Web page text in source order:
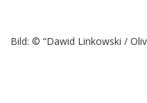
Bild: © “Dawid Linkowski /